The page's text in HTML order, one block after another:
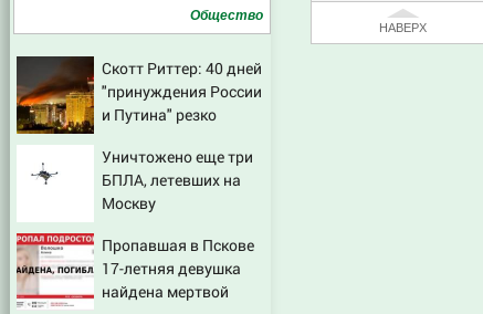
НАВЕРХ
Общество
Скотт Риттер: 40 дней
"принуждения России
и Путина" резко
режима Зеленского
Уничтожено еще три
БПЛА, летевших на
Москву
Пропавшая в Пскове
17-летняя девушка
найдена мертвой